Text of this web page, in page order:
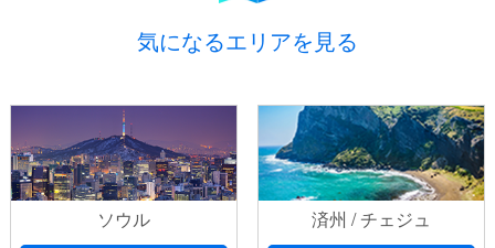
気になるエリアを見る
ソウル 済州 / チェジュ